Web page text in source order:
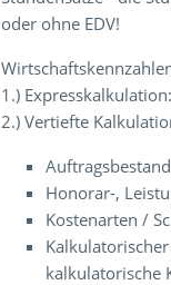
oder ohne EDV!
1.)
2.) Vertiefte
Honorar-,
Kostenarten /
kalkulatorische